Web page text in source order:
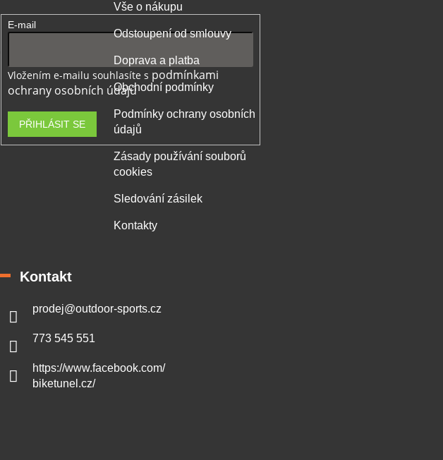
E-mail
Vložením e-mailu souhlasíte s podmínkami
ochrany osobních údajů
PŘIHLÁSIT SE
Vše o nákupu
Odstoupení od smlouvy
Doprava a platba
Obchodní podmínky
Podmínky ochrany osobních
údajů
Zásady používání souborů
cookies
Sledování zásilek
Kontakty
Kontakt
prodej@outdoor-sports.cz
773 545 551
https://www.facebook.com/
biketunel.cz/